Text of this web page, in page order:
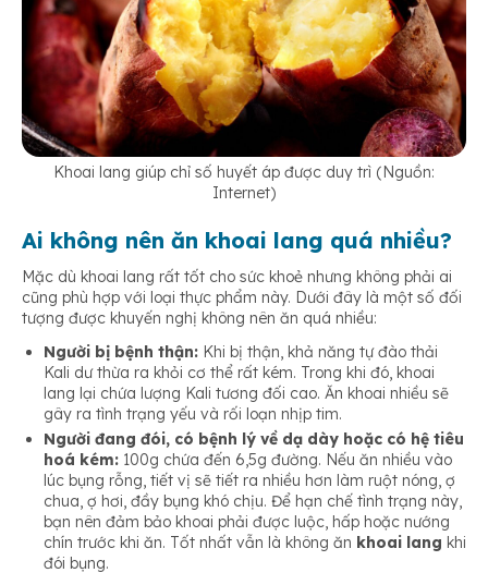
Khoai lang giúp chỉ số huyết áp được duy trì (Nguồn:
Internet)
Ai không nên ăn khoai lang quá nhiều?
Mặc dù khoai lang rất tốt cho sức khoẻ nhưng không phải ai
cũng phù hợp với loại thực phẩm này. Dưới đây là một số đối
tượng được khuyến nghị không nên ăn quá nhiều:
Người bị bệnh thận: Khi bị thận, khả năng tự đào thải
Kali dư thừa ra khỏi cơ thể rất kém. Trong khi đó, khoai
lang lại chứa lượng Kali tương đối cao. Ăn khoai nhiều sẽ
gây ra tình trạng yếu và rối loạn nhịp tim.
Người đang đói, có bệnh lý về dạ dày hoặc có hệ tiêu
hoá kém: 100g chứa đến 6,5g đường. Nếu ăn nhiều vào
lúc bụng rỗng, tiết vị sẽ tiết ra nhiều hơn làm ruột nóng, ợ
chua, ợ hơi, đầy bụng khó chịu. Để hạn chế tình trạng này,
bạn nên đảm bảo khoai phải được luộc, hấp hoặc nướng
chín trước khi ăn. Tốt nhất vẫn là không ăn khoai lang khi
đói bụng.